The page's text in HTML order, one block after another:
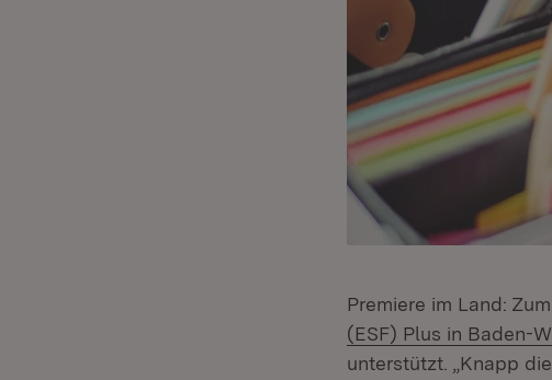
Premiere im Land:
(ESF) Plus in Baden-
unterstützt. „Knapp